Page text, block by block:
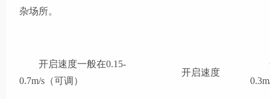
杂场所。
开启速度一般在0.15-
0.7m/s（可调）
开启速度